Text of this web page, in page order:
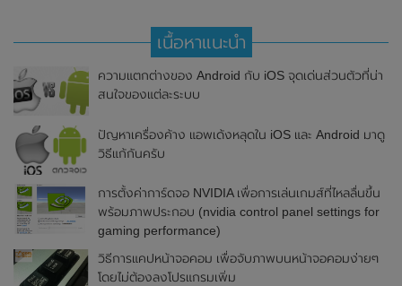
เนื้อหาแนะนำ
ความแตกต่างของ Android กับ iOS จุดเด่นส่วนตัวที่น่า
สนใจของแต่ละระบบ
ปัญหาเครื่องค้าง แอพเด้งหลุดใน iOS และ Android มาดู
วิธีแก้กันครับ
การตั้งค่าการ์ดจอ NVIDIA เพื่อการเล่นเกมส์ที่ไหลลื่นขึ้น
พร้อมภาพประกอบ (nvidia control panel settings for
gaming performance)
วิธีการแคปหน้าจอคอม เพื่อจับภาพบนหน้าจอคอมง่ายๆ
โดยไม่ต้องลงโปรแกรมเพิ่ม